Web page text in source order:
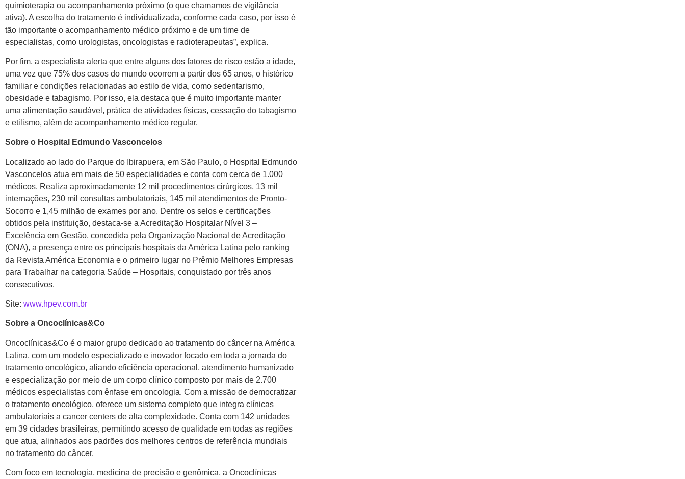
quimioterapia ou acompanhamento próximo (o que chamamos de vigilância
ativa). A escolha do tratamento é individualizada, conforme cada caso, por isso é
tão importante o acompanhamento médico próximo e de um time de
especialistas, como urologistas, oncologistas e radioterapeutas”, explica.
Por fim, a especialista alerta que entre alguns dos fatores de risco estão a idade,
uma vez que 75% dos casos do mundo ocorrem a partir dos 65 anos, o histórico
familiar e condições relacionadas ao estilo de vida, como sedentarismo,
obesidade e tabagismo. Por isso, ela destaca que é muito importante manter
uma alimentação saudável, prática de atividades físicas, cessação do tabagismo
e etilismo, além de acompanhamento médico regular.
Sobre o Hospital Edmundo Vasconcelos
Localizado ao lado do Parque do Ibirapuera, em São Paulo, o Hospital Edmundo
Vasconcelos atua em mais de 50 especialidades e conta com cerca de 1.000
médicos. Realiza aproximadamente 12 mil procedimentos cirúrgicos, 13 mil
internações, 230 mil consultas ambulatoriais, 145 mil atendimentos de Pronto-
Socorro e 1,45 milhão de exames por ano. Dentre os selos e certificações
obtidos pela instituição, destaca-se a Acreditação Hospitalar Nível 3 –
Excelência em Gestão, concedida pela Organização Nacional de Acreditação
(ONA), a presença entre os principais hospitais da América Latina pelo ranking
da Revista América Economia e o primeiro lugar no Prêmio Melhores Empresas
para Trabalhar na categoria Saúde – Hospitais, conquistado por três anos
consecutivos.
Site: www.hpev.com.br
Sobre a Oncoclínicas&Co
Oncoclínicas&Co é o maior grupo dedicado ao tratamento do câncer na América
Latina, com um modelo especializado e inovador focado em toda a jornada do
tratamento oncológico, aliando eficiência operacional, atendimento humanizado
e especialização por meio de um corpo clínico composto por mais de 2.700
médicos especialistas com ênfase em oncologia. Com a missão de democratizar
o tratamento oncológico, oferece um sistema completo que integra clínicas
ambulatoriais a cancer centers de alta complexidade. Conta com 142 unidades
em 39 cidades brasileiras, permitindo acesso de qualidade em todas as regiões
que atua, alinhados aos padrões dos melhores centros de referência mundiais
no tratamento do câncer.
Com foco em tecnologia, medicina de precisão e genômica, a Oncoclínicas